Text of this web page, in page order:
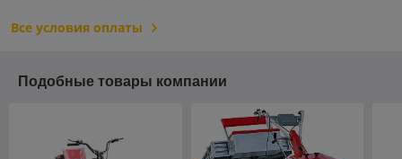
Все условия оплаты
Подобные товары компании